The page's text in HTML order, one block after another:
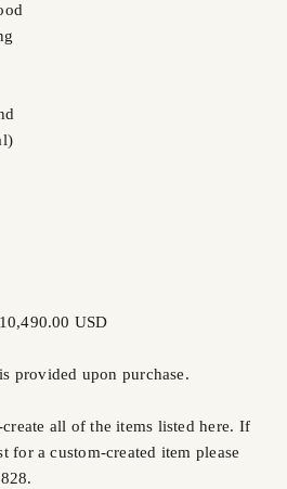
USD
provided upon purchase.
all of the items listed here. If
for a custom-created item please